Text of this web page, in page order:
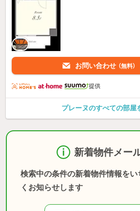
お問い合わせ （無料）
提供
プレーヌのすべての部屋
新着物件メー
検索中の条件の新着物件情報をい
くお知らせします